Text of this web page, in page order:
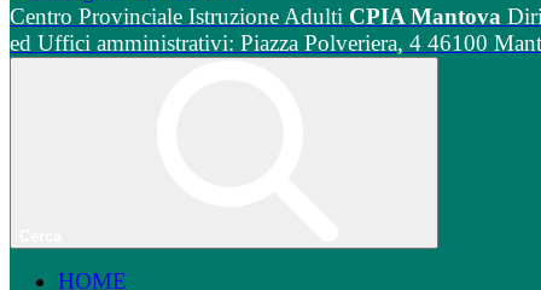
Centro Provinciale Istruzione Adulti CPIA Mantova
ed Uffici amministrativi: Piazza Polveriera, 4 46100
HOME